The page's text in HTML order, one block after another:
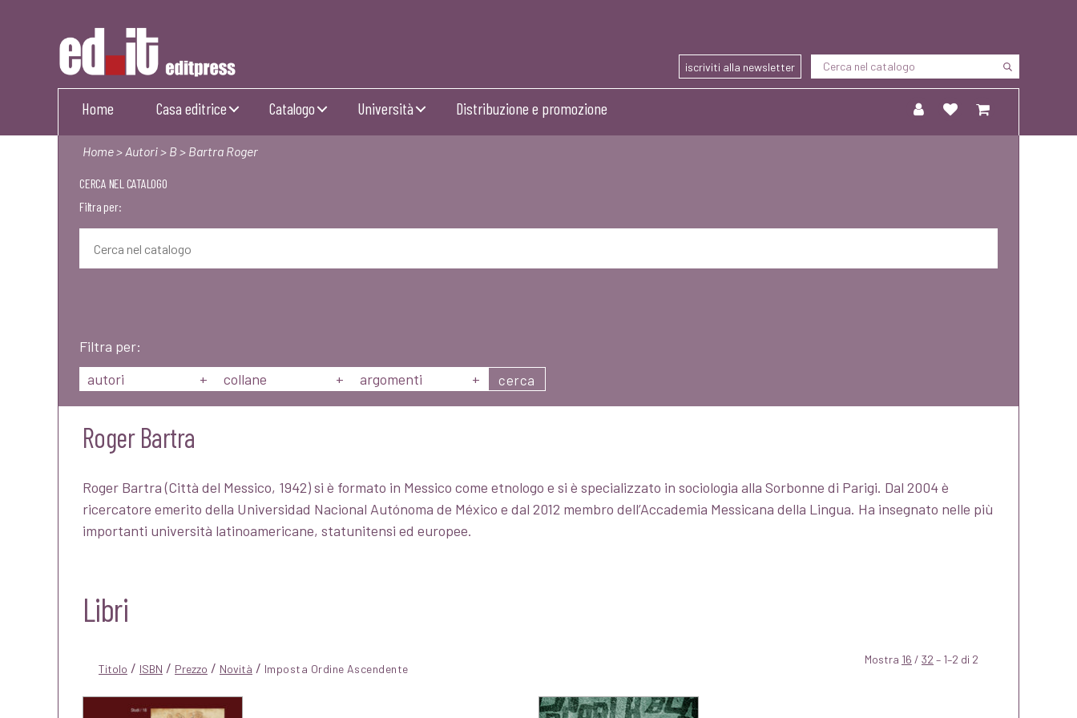
Editpress
iscriviti alla newsletter
Home Casa editrice Catalogo Università Distribuzione e promozione
Home> Autori> B> Bartra Roger
CERCA NEL CATALOGO
Filtra per:
Filtra per:
autori
+ collane + argomenti + cerca
Roger Bartra
Roger Bartra (Città del Messico, 1942) si è formato in Messico come etnologo e si è specializzato in sociologia alla Sorbonne di Parigi. Dal 2004 è
ricercatore emerito della Universidad Nacional Autónoma de México e dal 2012 membro dell’Accademia Messicana della Lingua. Ha insegnato nelle più
importanti università latinoamericane, statunitensi ed europee.
Libri
Titolo / ISBN / Prezzo / Novità / Mostra 16 / 32 – 1–2 di 2